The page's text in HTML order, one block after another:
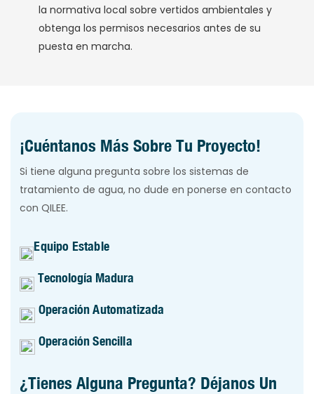
la normativa local sobre vertidos ambientales y
obtenga los permisos necesarios antes de su
puesta en marcha.
¡Cuéntanos Más Sobre Tu Proyecto!
Si tiene alguna pregunta sobre los sistemas de
tratamiento de agua, no dude en ponerse en contacto
con QILEE.
Equipo Estable
Tecnología Madura
Operación Automatizada
Operación Sencilla
¿Tienes Alguna Pregunta? Déjanos Un